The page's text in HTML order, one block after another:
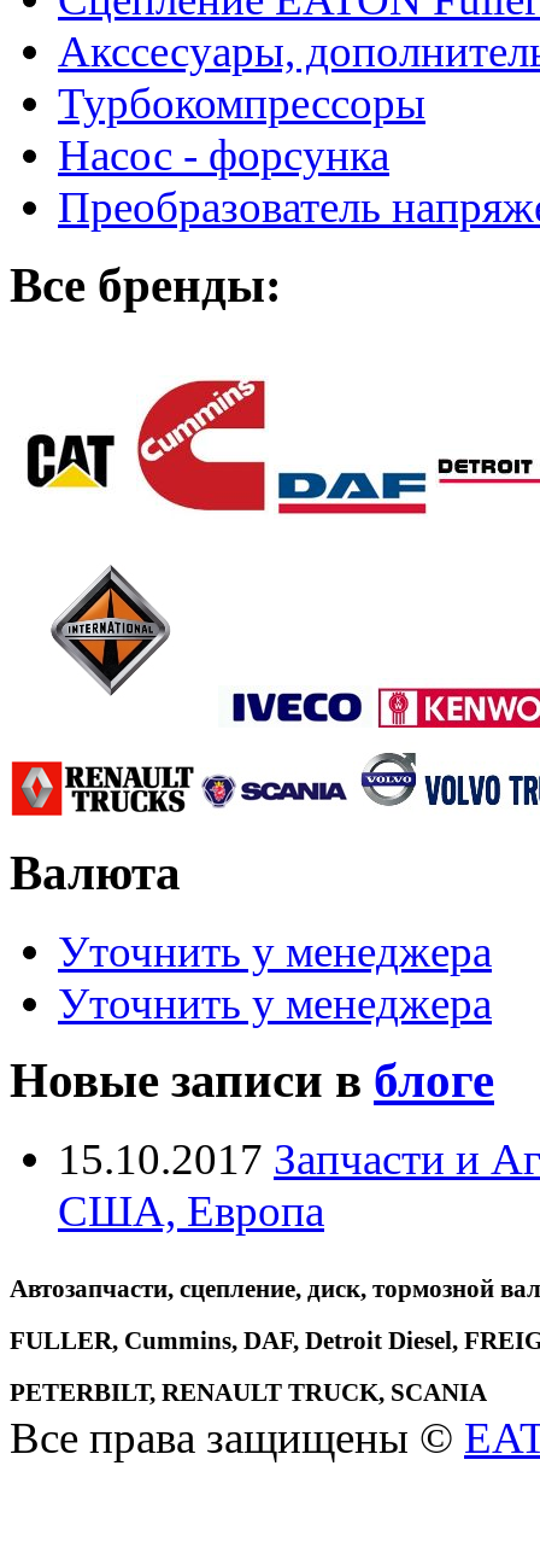
Акссесуары,
Турбокомпрессоры
Насос - форсунка
Преобразователь
Все бренды:
Валюта
Уточнить у менеджера
Уточнить у менеджера
Новые записи в блоге
15.10.2017 Запчасти и
США, Европа
Автозапчасти, сцепление, диск, тормозной
FULLER, Cummins, DAF, Detroit Diesel,
PETERBILT, RENAULT TRUCK, SCANIA
Все права защищены ©